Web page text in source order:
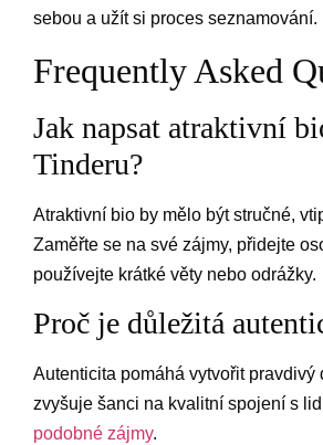
sebou a užít si proces seznamování.
Frequently Asked
Jak napsat atraktivní
Tinderu?
Atraktivní bio by mělo být stručné,
Zaměřte se na své zájmy, přidejte
používejte krátké věty nebo odrážky.
Proč je důležitá
Autenticita pomáhá vytvořit pravdivý
zvyšuje šanci na kvalitní spojení s
podobné zájmy.